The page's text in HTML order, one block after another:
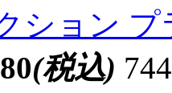
ション プ
(税込)